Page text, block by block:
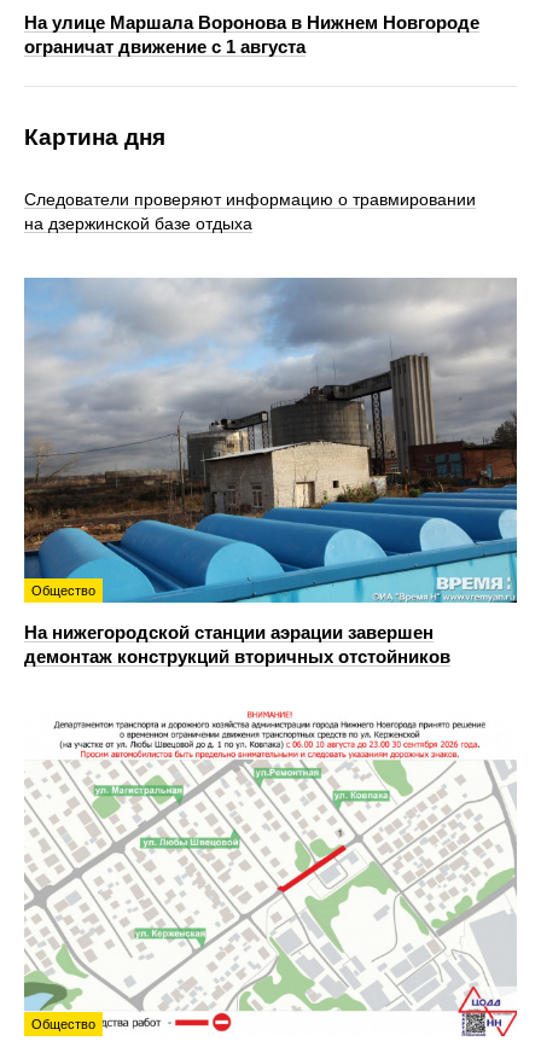
На улице Маршала Воронова в Нижнем Новгороде
ограничат движение с 1 августа
Картина дня
Следователи проверяют информацию о травмировании
на дзержинской базе отдыха
Общество
На нижегородской станции аэрации завершен
демонтаж конструкций вторичных отстойников
Общество